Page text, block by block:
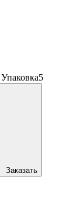
Упаковка5
Заказать